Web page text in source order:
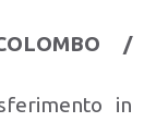
/
in